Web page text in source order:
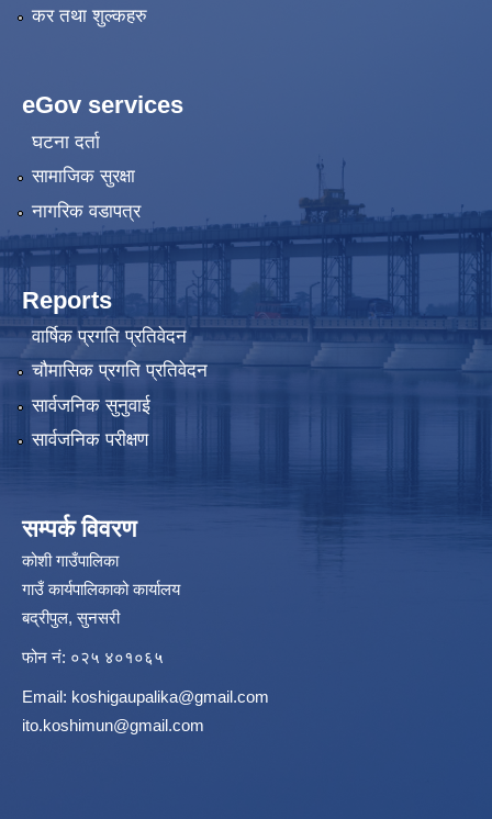
कर तथा शुल्कहरु
eGov services
घटना दर्ता
सामाजिक सुरक्षा
नागरिक वडापत्र
Reports
वार्षिक प्रगति प्रतिवेदन
चौमासिक प्रगति प्रतिवेदन
सार्वजनिक सुनुवाई
सार्वजनिक परीक्षण
सम्पर्क विवरण
कोशी गाउँपालिका
गाउँ कार्यपालिकाको कार्यालय
बद्रीपुल, सुनसरी
फोन नं: ०२५ ४०१०६५
Email: koshigaupalika@gmail.com
ito.koshimun@gmail.com